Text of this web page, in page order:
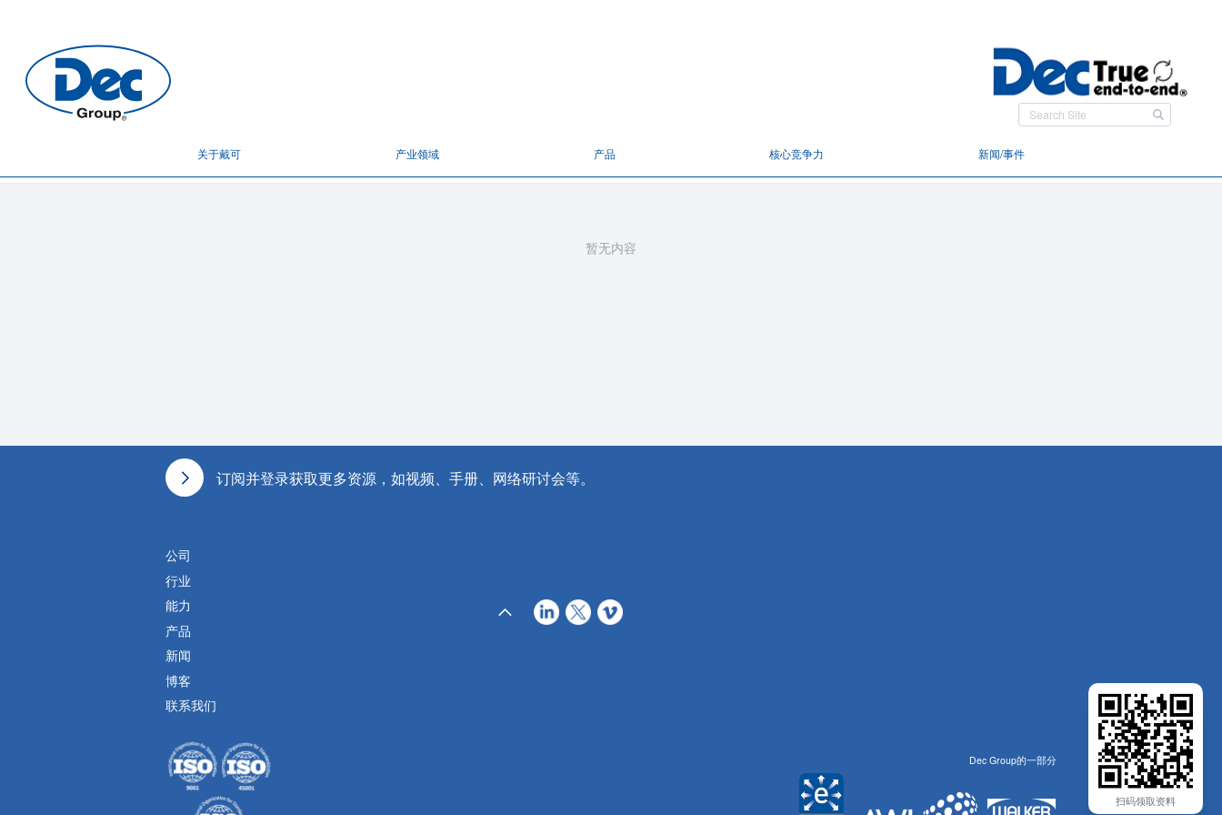
关于戴可 产业领域 产品 核心竞争力 新闻/事件
暂无内容
订阅并登录获取更多资源，如视频、手册、网络研讨会等。
公司
行业
能力
产品
新闻
博客
联系我们
Dec Group的一部分
扫码领取资料